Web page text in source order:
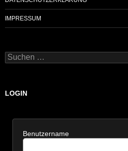
IMPRESSUM
Suchen
nach:
LOGIN
Benutzername